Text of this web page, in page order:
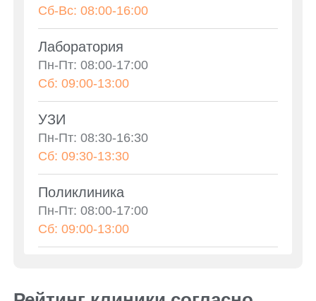
Сб-Вс: 08:00-16:00
Лаборатория
Пн-Пт: 08:00-17:00
Сб: 09:00-13:00
УЗИ
Пн-Пт: 08:30-16:30
Сб: 09:30-13:30
Поликлиника
Пн-Пт: 08:00-17:00
Сб: 09:00-13:00